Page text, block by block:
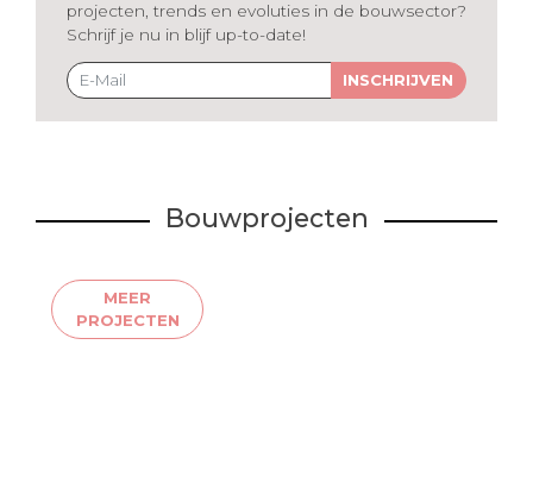
projecten, trends en evoluties in de bouwsector?
Schrijf je nu in blijf up-to-date!
INSCHRIJVEN
Bouwprojecten
MEER
PROJECTEN